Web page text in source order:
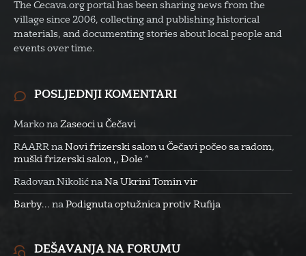
The Cecava.org portal has been sharing news from the
village since 2006, collecting and publishing historical
materials, and documenting stories about local people and
events over time.
POSLJEDNJI KOMENTARI
Marko na Zaseoci u Čečavi
RAARR na Novi frizerski salon u Čečavi počeo sa radom,
muški frizerski salon ,, Đole “
Radovan Nikolić na Na Ukrini Tomin vir
Barby... na Podignuta optužnica protiv Rufija
DEŠAVANJA NA FORUMU